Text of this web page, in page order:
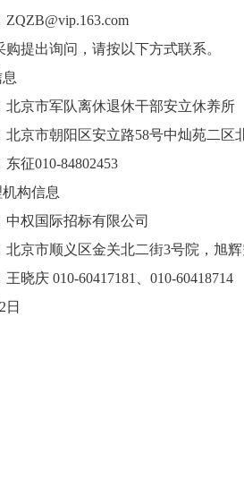
ZQZB@vip.163.com
购提出询问，请按以下方式联系。
北京市军队离休退休干部安立休养所
北京市朝阳区安立路58号中灿苑二区
东征010-84802453
构信息
中权国际招标有限公司
市顺义区金关北二街3号院，旭
王晓庆 010-60417181
010-60418714
2 日